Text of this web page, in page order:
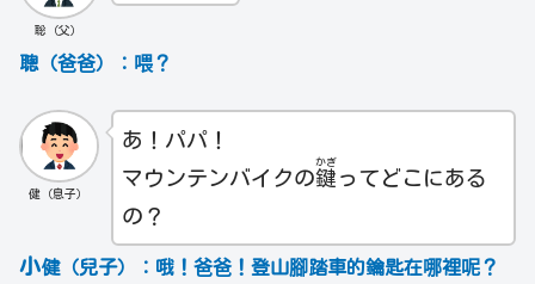
聡（父）
聰（爸爸）：喂？
健（息子）
あ！パパ！
マウンテンバイクの鍵
かぎ
ってどこにある
の？
小健（兒子）：哦！爸爸！登山腳踏車的鑰匙在哪裡呢？